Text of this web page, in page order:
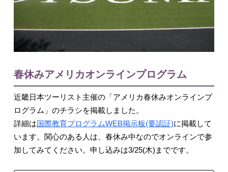
春休みアメリカオンラインプログラム
近畿日本ツーリスト主催の「アメリカ春休みオンラインプ
ログラム」のチラシを掲載しました。
詳細は国際教育プログラムWEB掲示板(要認証)に掲載して
います。関心のある人は、春休み中なのでオンラインで参
加してみてください。申し込みは3/25(木)までです。